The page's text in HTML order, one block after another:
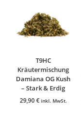
T9HC
Kräutermischung
Damiana OG Kush
– Stark & ​​Erdig
29,90€ inkl. MwSt.